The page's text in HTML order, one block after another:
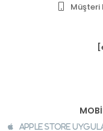
Müşteri
Apple Store